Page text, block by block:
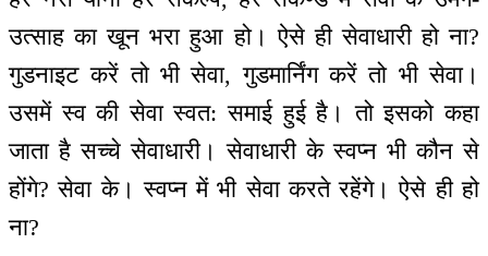
उत्साह का खून भरा हुआ हो। ऐसे ही सेवाधारी हो ना?
गुडनाइट करें तो भी सेवा, गुडमार्निंग करें तो भी सेवा।
उसमें स्व की सेवा स्वत: समाई हुई है। तो इसको कहा
जाता है सच्चे सेवाधारी। सेवाधारी के स्वप्न भी कौन से
होंगे? सेवा के। स्वप्न में भी सेवा करते रहेंगे। ऐसे ही हो
ना?